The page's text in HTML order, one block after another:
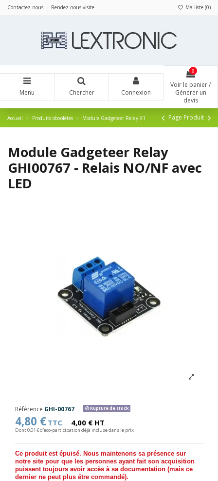
Contactez-nous Rendez-nous visite Ma liste (0)
Menu Chercher Connexion
0
Voir le panier /
Générer un
devis
Accueil Produits obsolètes Module Gadgeteer Relay X1 Page Produit
Module Gadgeteer Relay
GHI00767 - Relais NO/NF avec
LED
Référence GHI-00767 Rupture de stock
4,80 € TTC 4,00 € HT
Dont 0,01 € d'eco-participation déjà incluse dans le prix
Ce produit est épuisé. Nous maintenons sa présence sur
notre site pour que les personnes ayant fait son acquisition
puissent toujours avoir accès à sa documentation (mais ce
dernier ne peut plus être commandé).
Panneau de gestion des cookies